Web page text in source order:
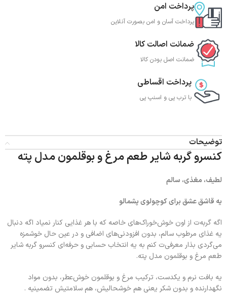
پرداخت امن
پرداخت آسان و امن بصورت آنلاین
ضمانت اصالت کالا
ضمانت اصل بودن کالا
پرداخت اقساطی
با ترب‌ پی و اسنپ پی
توضیحات
کنسرو گربه شایر طعم مرغ و بوقلمون مدل پته
لطیف، مغذی، سالم
یه قاشق عشق برای کوچولوی پشمالو
اگه گربه‌ت از اون خوش‌خوراک‌های خاصه که با هر غذایی کنار نمیاد اگه دنبال
یه غذای مرطوب سالم، بدون افزودنی‌های اضافی و در عین حال خوشمزه
می‌گردی بذار معرفی‌ت کنم به یه انتخاب حسابی و حرفه‌ای کنسرو گربه شایر
طعم مرغ و بوقلمون مدل پته.
یه بافت نرم و یکدست، ترکیب مرغ و بوقلمون خوش‌عطر، بدون مواد
نگهدارنده و بدون شکر یعنی هم خوشحالیش، هم سلامتیش تضمینیه .